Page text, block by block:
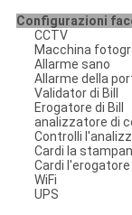
Configurazioni
CCTV
Macchina
Allarme sano
Allarme della
Validator di Bill
Erogatore di Bill
analizzatore di
Controlli
Cardi la
Cardi l'erogatore
WiFi
UPS